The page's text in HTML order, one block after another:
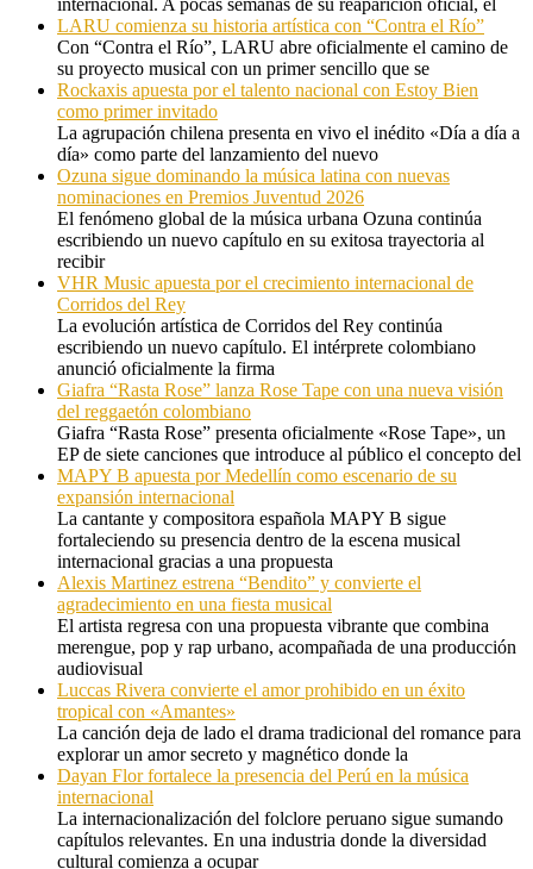
LARU comienza su historia artística con “Contra el Río”
Con “Contra el Río”, LARU abre oficialmente el camino de
su proyecto musical con un primer sencillo que se
Rockaxis apuesta por el talento nacional con Estoy Bien
como primer invitado
La agrupación chilena presenta en vivo el inédito «Día a día a
día» como parte del lanzamiento del nuevo
Ozuna sigue dominando la música latina con nuevas
nominaciones en Premios Juventud 2026
El fenómeno global de la música urbana Ozuna continúa
escribiendo un nuevo capítulo en su exitosa trayectoria al
recibir
VHR Music apuesta por el crecimiento internacional de
Corridos del Rey
La evolución artística de Corridos del Rey continúa
escribiendo un nuevo capítulo. El intérprete colombiano
anunció oficialmente la firma
Giafra “Rasta Rose” lanza Rose Tape con una nueva visión
del reggaetón colombiano
Giafra “Rasta Rose” presenta oficialmente «Rose Tape», un
EP de siete canciones que introduce al público el concepto del
MAPY B apuesta por Medellín como escenario de su
expansión internacional
La cantante y compositora española MAPY B sigue
fortaleciendo su presencia dentro de la escena musical
internacional gracias a una propuesta
Alexis Martinez estrena “Bendito” y convierte el
agradecimiento en una fiesta musical
El artista regresa con una propuesta vibrante que combina
merengue, pop y rap urbano, acompañada de una producción
audiovisual
Luccas Rivera convierte el amor prohibido en un éxito
tropical con «Amantes»
La canción deja de lado el drama tradicional del romance para
explorar un amor secreto y magnético donde la
Dayan Flor fortalece la presencia del Perú en la música
internacional
La internacionalización del folclore peruano sigue sumando
capítulos relevantes. En una industria donde la diversidad
cultural comienza a ocupar